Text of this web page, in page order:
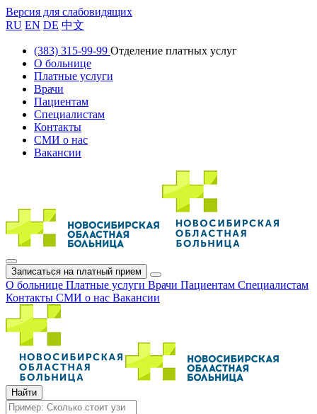
Версия для слабовидящих
RU EN DE 中文
(383) 315-99-99 Отделение платных услуг
О больнице
Платные услуги
Врачи
Пациентам
Специалистам
Контакты
СМИ о нас
Вакансии
Записаться на платный прием
О больнице Платные услуги Врачи Пациентам Специалистам
Контакты СМИ о нас Вакансии